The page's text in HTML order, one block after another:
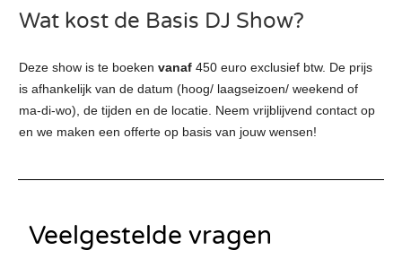
Wat kost de Basis DJ Show?
Deze show is te boeken vanaf 450 euro exclusief btw. De prijs
is afhankelijk van de datum (hoog/ laagseizoen/ weekend of
ma-di-wo), de tijden en de locatie. Neem vrijblijvend contact op
en we maken een offerte op basis van jouw wensen!
Veelgestelde vragen